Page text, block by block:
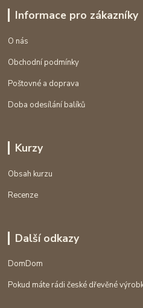
Informace pro zákazníky
O nás
Obchodní podmínky
Poštovné a doprava
Doba odesílání balíků
Kurzy
Obsah kurzu
Recenze
Další odkazy
DomDom
Pokud máte rádi české dřevěné